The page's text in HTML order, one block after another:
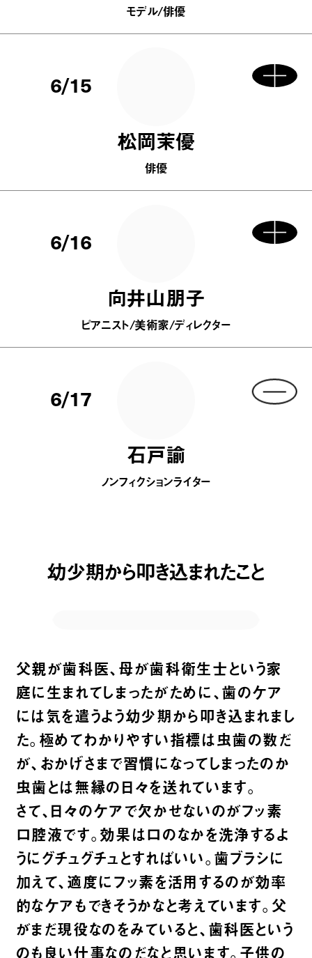
モデル/俳優
6/15
松岡茉優
俳優
6/16
向井山朋子
ピアニスト/美術家/ディレクター
6/17
石戸諭
ノンフィクションライター
幼少期から叩き込まれたこと
父親が歯科医、母が歯科衛生士という家
庭に生まれてしまったがために、歯のケア
には気を遣うよう幼少期から叩き込まれまし
た。極めてわかりやすい指標は虫歯の数だ
が、おかげさまで習慣になってしまったのか
虫歯とは無縁の日々を送れています。
さて、日々のケアで欠かせないのがフッ素
口腔液です。効果は口のなかを洗浄するよ
うにグチュグチュとすればいい。歯ブラシに
加えて、適度にフッ素を活用するのが効率
的なケアもできそうかなと考えています。父
がまだ現役なのをみていると、歯科医という
のも良い仕事なのだなと思います。子供の